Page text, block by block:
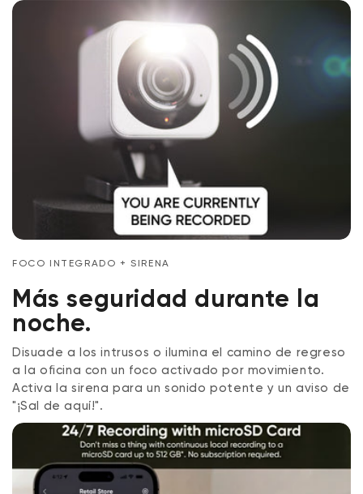
FOCO INTEGRADO + SIRENA
Más seguridad durante la
noche.
Disuade a los intrusos o ilumina el camino de regreso
a la oficina con un foco activado por movimiento.
Activa la sirena para un sonido potente y un aviso de
"¡Sal de aquí!".